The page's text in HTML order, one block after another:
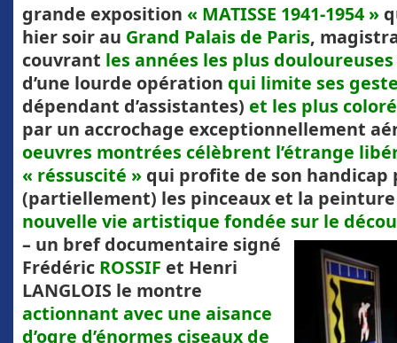
grande exposition « MATISSE 1941-1954 »
hier soir au Grand Palais de Paris,
couvrant les années les plus
d’une lourde opération qui limite ses
dépendant d’assistantes) et les plus
par un accrochage exceptionnellement
oeuvres montrées célèbrent l’étrange
« réssuscité » qui profite de son handicap
(partiellement) les pinceaux et la
nouvelle vie artistique fondée sur le
– un bref documentaire signé
Frédéric ROSSIF et Henri
LANGLOIS le montre
actionnant avec une aisance
d’ogre d’énormes ciseaux de